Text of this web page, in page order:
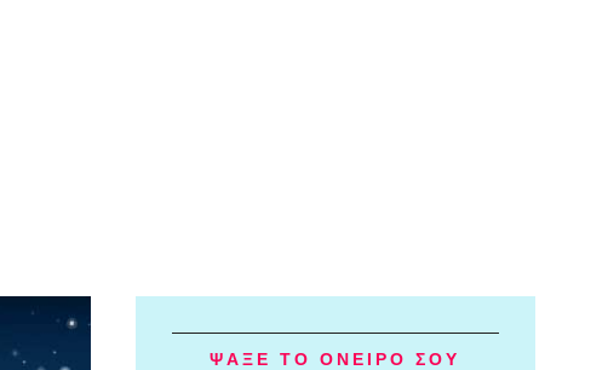
ΨΑΞΕ ΤΟ ΟΝΕΙΡΟ ΣΟΥ